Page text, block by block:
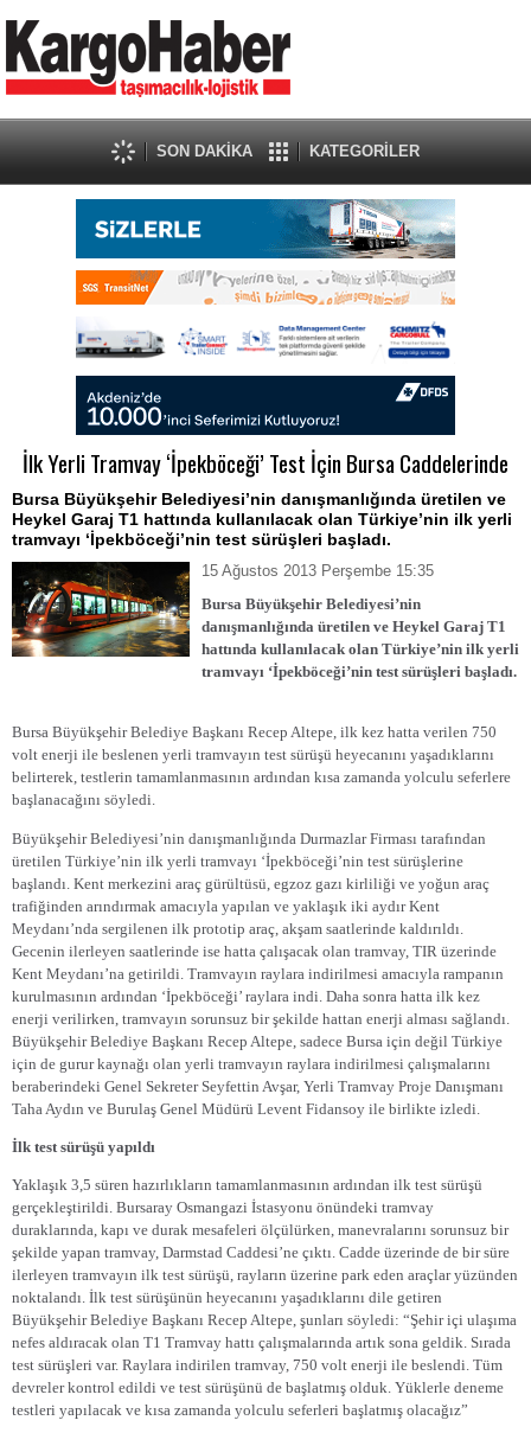
SON DAKİKA KATEGORİLER
İlk Yerli Tramvay ‘İpekböceği’ Test İçin Bursa Caddelerinde
Bursa Büyükşehir Belediyesi’nin danışmanlığında üretilen ve
Heykel Garaj T1 hattında kullanılacak olan Türkiye’nin ilk yerli
tramvayı ‘İpekböceği’nin test sürüşleri başladı.
15 Ağustos 2013 Perşembe 15:35
Bursa Büyükşehir Belediyesi’nin
danışmanlığında üretilen ve Heykel Garaj T1
hattında kullanılacak olan Türkiye’nin ilk yerli
tramvayı ‘İpekböceği’nin test sürüşleri başladı.
Bursa Büyükşehir Belediye Başkanı Recep Altepe, ilk kez hatta verilen 750
volt enerji ile beslenen yerli tramvayın test sürüşü heyecanını yaşadıklarını
belirterek, testlerin tamamlanmasının ardından kısa zamanda yolculu seferlere
başlanacağını söyledi.
Büyükşehir Belediyesi’nin danışmanlığında Durmazlar Firması tarafından
üretilen Türkiye’nin ilk yerli tramvayı ‘İpekböceği’nin test sürüşlerine
başlandı. Kent merkezini araç gürültüsü, egzoz gazı kirliliği ve yoğun araç
trafiğinden arındırmak amacıyla yapılan ve yaklaşık iki aydır Kent
Meydanı’nda sergilenen ilk prototip araç, akşam saatlerinde kaldırıldı.
Gecenin ilerleyen saatlerinde ise hatta çalışacak olan tramvay, TIR üzerinde
Kent Meydanı’na getirildi. Tramvayın raylara indirilmesi amacıyla rampanın
kurulmasının ardından ‘İpekböceği’ raylara indi. Daha sonra hatta ilk kez
enerji verilirken, tramvayın sorunsuz bir şekilde hattan enerji alması sağlandı.
Büyükşehir Belediye Başkanı Recep Altepe, sadece Bursa için değil Türkiye
için de gurur kaynağı olan yerli tramvayın raylara indirilmesi çalışmalarını
beraberindeki Genel Sekreter Seyfettin Avşar, Yerli Tramvay Proje Danışmanı
Taha Aydın ve Burulaş Genel Müdürü Levent Fidansoy ile birlikte izledi.
İlk test sürüşü yapıldı
Yaklaşık 3,5 süren hazırlıkların tamamlanmasının ardından ilk test sürüşü
gerçekleştirildi. Bursaray Osmangazi İstasyonu önündeki tramvay
duraklarında, kapı ve durak mesafeleri ölçülürken, manevralarını sorunsuz bir
şekilde yapan tramvay, Darmstad Caddesi’ne çıktı. Cadde üzerinde de bir süre
ilerleyen tramvayın ilk test sürüşü, rayların üzerine park eden araçlar yüzünden
noktalandı. İlk test sürüşünün heyecanını yaşadıklarını dile getiren
Büyükşehir Belediye Başkanı Recep Altepe, şunları söyledi: “Şehir içi ulaşıma
nefes aldıracak olan T1 Tramvay hattı çalışmalarında artık sona geldik. Sırada
test sürüşleri var. Raylara indirilen tramvay, 750 volt enerji ile beslendi. Tüm
devreler kontrol edildi ve test sürüşünü de başlatmış olduk. Yüklerle deneme
testleri yapılacak ve kısa zamanda yolculu seferleri başlatmış olacağız”